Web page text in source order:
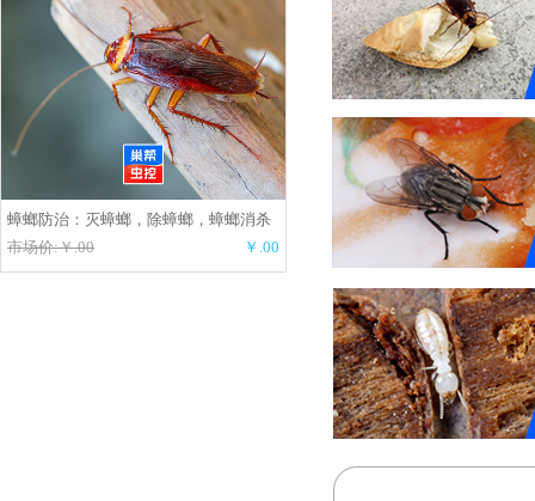
蟑螂防治：灭蟑螂，除蟑螂，蟑螂消杀
市场价:￥.00
￥.00